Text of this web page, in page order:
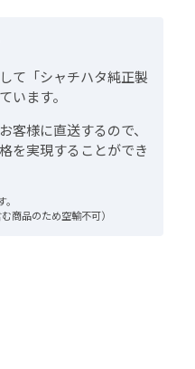
て「シャチハタ純正製
います。
客様に直送するので、
を実現することができ
商品のため空輸不可）